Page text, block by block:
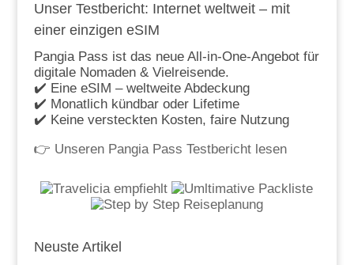
Unser Testbericht: Internet weltweit – mit
einer einzigen eSIM
Pangia Pass ist das neue All-in-One-Angebot für
digitale Nomaden & Vielreisende.
✔️ Eine eSIM – weltweite Abdeckung
✔️ Monatlich kündbar oder Lifetime
✔️ Keine versteckten Kosten, faire Nutzung
👉 Unseren Pangia Pass Testbericht lesen
Neuste Artikel